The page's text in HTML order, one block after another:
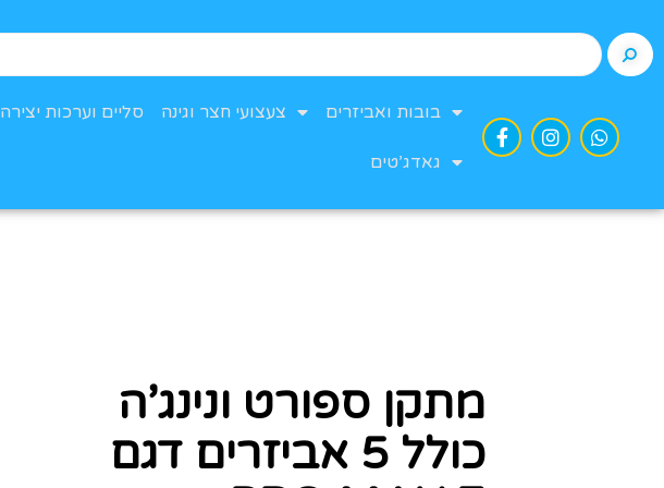
סליים וערכות יצירה צעצועי חצר וגינה בובות ואביזרים
גאדג’טים
מתקן ספורט ונינג’ה
כולל 5 אביזרים דגם